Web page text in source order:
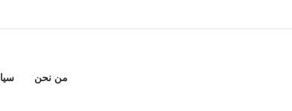
من نحن